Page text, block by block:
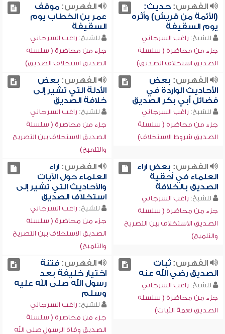
الفهرس:حديث:
(الأئمة من قريش) وأثره
يوم السقيفة
للشيخ: راغب السرجاني
جزء من محاضرة ( سلسلة
الصديق استخلاف الصديق)
الفهرس:موقف
عمر بن الخطاب يوم
السقيفة
للشيخ: راغب السرجاني
جزء من محاضرة ( سلسلة
الصديق استخلاف الصديق)
الفهرس: بعض
الأحاديث الواردة في
فضائل أبي بكر الصديق
للشيخ: راغب السرجاني
جزء من محاضرة ( سلسلة
الصديق شروط الاستخلاف)
الفهرس: بعض
الأدلة التي تشير إلى
خلافة الصديق
للشيخ: راغب السرجاني
جزء من محاضرة ( سلسلة
الصديق الاستخلاف بين التصريح
والتلميح)
الفهرس: بعض آراء
العلماء في أحقية
الصديق بالخلافة
للشيخ: راغب السرجاني
جزء من محاضرة ( سلسلة
الصديق الاستخلاف بين التصريح
والتلميح)
الفهرس:آراء
العلماء حول الآيات
والأحاديث التي تشير إلى
استخلاف الصديق
للشيخ: راغب السرجاني
جزء من محاضرة ( سلسلة
الصديق الاستخلاف بين التصريح
والتلميح)
الفهرس:ثبات
الصديق رضي الله عنه
للشيخ: راغب السرجاني
جزء من محاضرة ( سلسلة
الصديق نعمة الثبات)
الفهرس:فتنة
اختيار خليفة بعد
رسول الله صلى الله عليه
وسلم
للشيخ: راغب السرجاني
جزء من محاضرة ( سلسلة
الصديق وفاة الرسول صلى الله